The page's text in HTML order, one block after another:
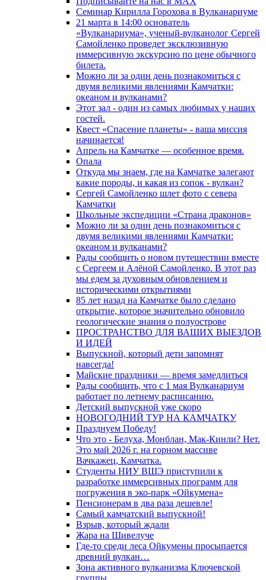
Семинар Кирилла Горохова в Вулканариуме
21 марта в 14:00 основатель
«Вулканариума», ученый-вулканолог Сергей
Самойленко проведет эксклюзивную
иммерсивную экскурсию по цене обычного
билета.
Можно ли за один день познакомиться с
двумя великими явлениями Камчатки:
океаном и вулканами?
Этот зал - один из самых любимых у наших
гостей.
Квест «Спасение планеты» - ваша миссия
начинается!
Апрель на Камчатке — особенное время.
Опала
Откуда мы знаем, где на Камчатке залегают
какие породы, и какая из сопок - вулкан?
Сергей Самойленко шлет фото с севера
Камчатки
Школьные экспедиции «Страна драконов»
Можно ли за один день познакомиться с
двумя великими явлениями Камчатки:
океаном и вулканами?
Рады сообщить о новом путешествии вместе
с Сергеем и Алёной Самойленко. В этот раз
мы едем за духовным обновлением и
историческими открытиями
85 лет назад на Камчатке было сделано
открытие, которое значительно обновило
геологические знания о полуострове
ПРОСТРАНСТВО ДЛЯ ВАШИХ ВЫЕЗДОВ
И ИДЕЙ
Выпускной, который дети запомнят
навсегда!
Майские праздники — время замедлиться
Рады сообщить, что с 1 мая Вулканариум
работает по летнему расписанию.
Детский выпускной уже скоро
НОВОГОДНИЙ ТУР НА КАМЧАТКУ
Празднуем Победу!
Что это - Белуха, Монблан, Мак-Кинли? Нет.
Это май 2026 г. на горном массиве
Вачкажец, Камчатка.
Студенты НИУ ВШЭ приступили к
разработке иммерсивных программ для
погружения в эко-парк «Ойкумена»
Пенсионерам в два раза дешевле!
Самый камчатский выпускной!
Взрыв, который ждали
Жара на Шивелуче
Где-то среди леса Ойкумены просыпается
древний вулкан…
Зона активного вулканизма Ключевской
группы